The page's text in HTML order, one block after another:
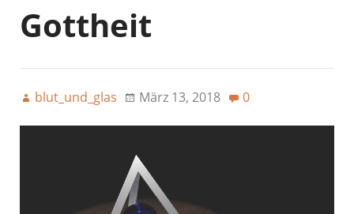
Gottheit
blut_und_glas März 13, 2018 0